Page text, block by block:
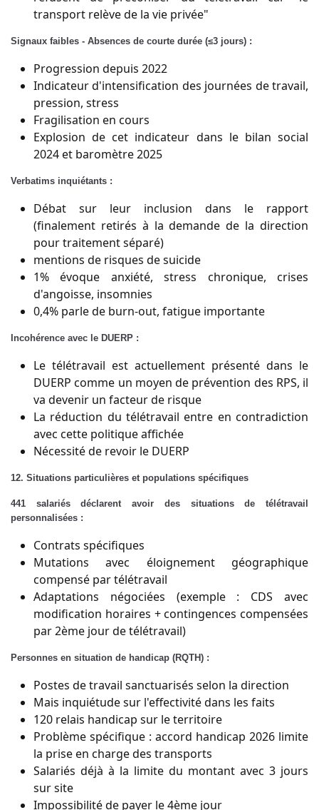
transport relève de la vie privée"
Signaux faibles - Absences de courte durée (≤3 jours) :
Progression depuis 2022
Indicateur d'intensification des journées de travail,
pression, stress
Fragilisation en cours
Explosion de cet indicateur dans le bilan social
2024 et baromètre 2025
Verbatims inquiétants :
Débat sur leur inclusion dans le rapport
(finalement retirés à la demande de la direction
pour traitement séparé)
mentions de risques de suicide
1% évoque anxiété, stress chronique, crises
d'angoisse, insomnies
0,4% parle de burn-out, fatigue importante
Incohérence avec le DUERP :
Le télétravail est actuellement présenté dans le
DUERP comme un moyen de prévention des RPS, il
va devenir un facteur de risque
La réduction du télétravail entre en contradiction
avec cette politique affichée
Nécessité de revoir le DUERP
12. Situations particulières et populations spécifiques
441 salariés déclarent avoir des situations de télétravail
personnalisées :
Contrats spécifiques
Mutations avec éloignement géographique
compensé par télétravail
Adaptations négociées (exemple : CDS avec
modification horaires + contingences compensées
par 2ème jour de télétravail)
Personnes en situation de handicap (RQTH) :
Postes de travail sanctuarisés selon la direction
Mais inquiétude sur l'effectivité dans les faits
120 relais handicap sur le territoire
Problème spécifique : accord handicap 2026 limite
la prise en charge des transports
Salariés déjà à la limite du montant avec 3 jours
sur site
Impossibilité de payer le 4ème jour